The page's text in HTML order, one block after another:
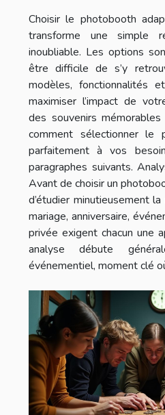
Choisir le photobooth
transforme une simple
inoubliable. Les options
être difficile de s’y
modèles, fonctionnalités
maximiser l’impact de
des souvenirs
comment sélectionner le
parfaitement à vos
paragraphes suivants.
Avant de choisir un
d’étudier minutieusement
mariage, anniversaire,
privée exigent chacun une
analyse débute
événementiel, moment clé